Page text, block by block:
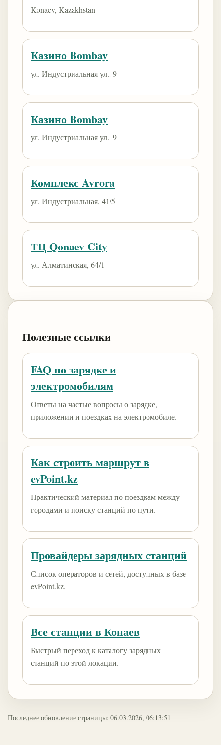
Konaev, Kazakhstan
​Казино Bombay
ул. Индустриальная ул., 9
​Казино Bombay
ул. Индустриальная ул., 9
Комплекс Avrora
ул. Индустриальная, 41/5
ТЦ Qonaev City
ул. Алматинская, 64/1
Полезные ссылки
FAQ по зарядке и
электромобилям
Ответы на частые вопросы о зарядке,
приложении и поездках на электромобиле.
Как строить маршрут в
evPoint.kz
Практический материал по поездкам между
городами и поиску станций по пути.
Провайдеры зарядных станций
Список операторов и сетей, доступных в базе
evPoint.kz.
Все станции в Конаев
Быстрый переход к каталогу зарядных
станций по этой локации.
Последнее обновление страницы: 06.03.2026, 06:13:51